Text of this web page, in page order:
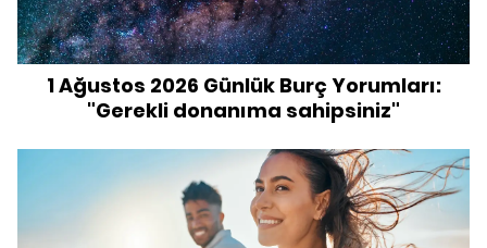
1 Ağustos 2026 Günlük Burç Yorumları:
"Gerekli donanıma sahipsiniz"